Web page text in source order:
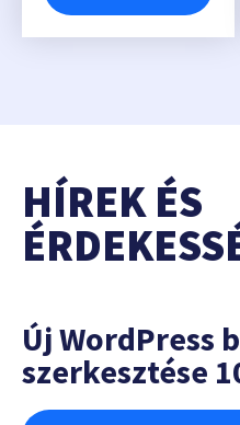
HÍREK ÉS
Új WordPress
szerkesztése